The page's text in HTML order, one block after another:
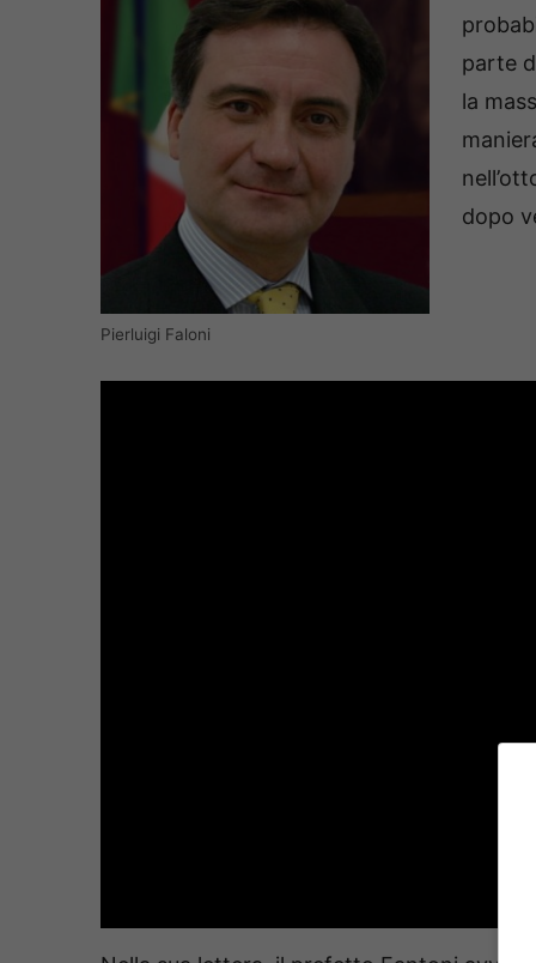
Pierluigi Faloni
parte
la
dopo